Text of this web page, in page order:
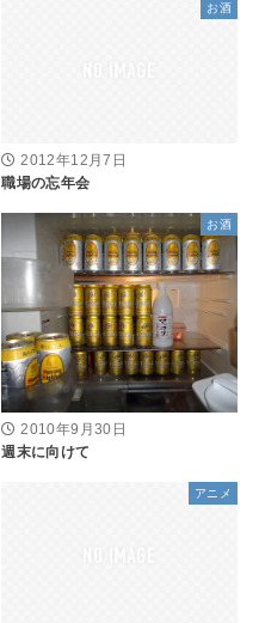
お酒
2012年12月7日
職場の忘年会
お酒
2010年9月30日
週末に向けて
アニメ